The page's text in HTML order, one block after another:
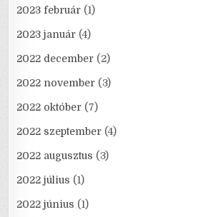
2023 február (1)
2023 január (4)
2022 december (2)
2022 november (3)
2022 október (7)
2022 szeptember (4)
2022 augusztus (3)
2022 július (1)
2022 június (1)